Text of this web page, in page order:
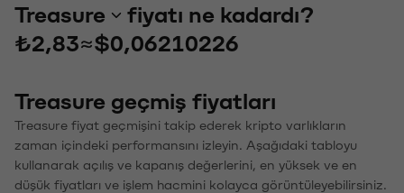
Treasure
fiyatı ne kadardı?
₺2,83≈$0,06210226
Treasure geçmiş fiyatları
Treasure fiyat geçmişini takip ederek kripto varlıkların
zaman içindeki performansını izleyin. Aşağıdaki tabloyu
kullanarak açılış ve kapanış değerlerini, en yüksek ve en
düşük fiyatları ve işlem hacmini kolayca görüntüleyebilirsiniz.